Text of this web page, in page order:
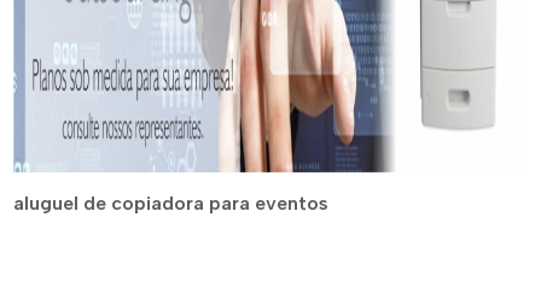
aluguel de copiadora para eventos